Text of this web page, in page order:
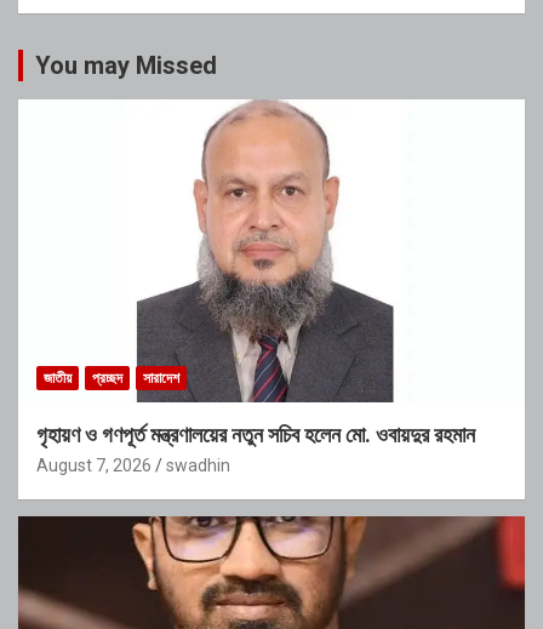
You may Missed
জাতীয় প্রচ্ছদ সারাদেশ
গৃহায়ণ ও গণপূর্ত মন্ত্রণালয়ের নতুন সচিব হলেন মো. ওবায়দুর রহমান
August 7, 2026 swadhin